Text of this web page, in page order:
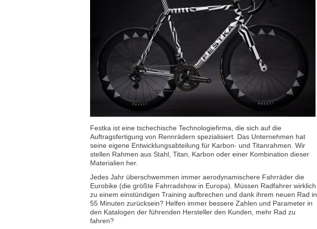
Festka ist eine tschechische Technologiefirma, die sich auf die
Auftragsfertigung von Rennrädern spezialisiert. Das Unternehmen hat
seine eigene Entwicklungsabteilung für Karbon- und Titanrahmen. Wir
stellen Rahmen aus Stahl, Titan, Karbon oder einer Kombination dieser
Materialien her.
Jedes Jahr überschwemmen immer aerodynamischere Fahrräder die
Eurobike (die größte Fahrradshow in Europa). Müssen Radfahrer wirklich
zu einem einstündigen Training aufbrechen und dank ihrem neuen Rad in
55 Minuten zurücksein? Helfen immer bessere Zahlen und Parameter in
den Katalogen der führenden Hersteller den Kunden, mehr Rad zu
fahren?